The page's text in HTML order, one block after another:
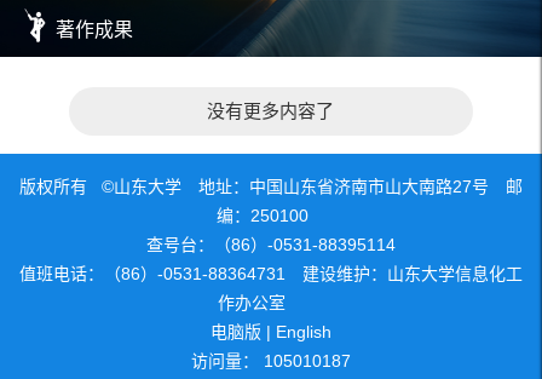
著作成果
没有更多内容了
版权所有 ©山东大学 地址：中国山东省济南市山大南路27号 邮
编：250100
查号台：（86）-0531-88395114
值班电话：（86）-0531-88364731 建设维护：山东大学信息化工
作办公室
电脑版 | English
访问量： 105010187